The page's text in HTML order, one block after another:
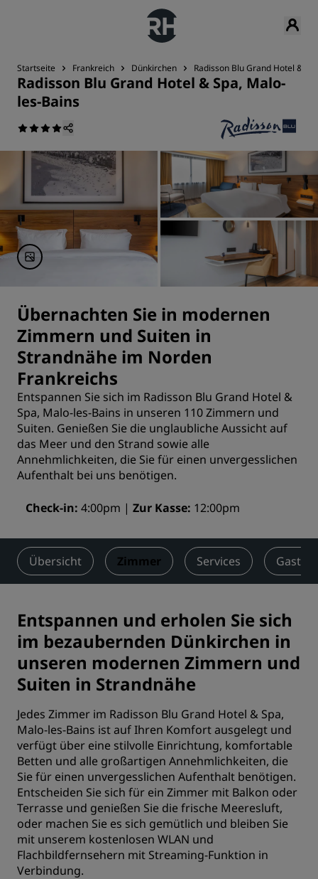
Startseite Frankreich Dünkirchen Radisson Blu Grand Hotel &
Radisson Blu Grand Hotel & Spa, Malo-
les-Bains
Übernachten Sie in modernen
Zimmern und Suiten in
Strandnähe im Norden
Frankreichs
Entspannen Sie sich im Radisson Blu Grand Hotel &
Spa, Malo-les-Bains in unseren 110 Zimmern und
Suiten. Genießen Sie die unglaubliche Aussicht auf
das Meer und den Strand sowie alle
Annehmlichkeiten, die Sie für einen unvergesslichen
Aufenthalt bei uns benötigen.
Check-in 4:00pm Zur Kasse 12:00pm
Übersicht Zimmer Services
Entspannen und erholen Sie sich
im bezaubernden Dünkirchen in
unseren modernen Zimmern und
Suiten in Strandnähe
Jedes Zimmer im Radisson Blu Grand Hotel & Spa,
Malo-les-Bains ist auf Ihren Komfort ausgelegt und
verfügt über eine stilvolle Einrichtung, komfortable
Betten und alle großartigen Annehmlichkeiten, die
Sie für einen unvergesslichen Aufenthalt benötigen.
Entscheiden Sie sich für ein Zimmer mit Balkon oder
Terrasse und genießen Sie die frische Meeresluft,
oder machen Sie es sich gemütlich und bleiben Sie
mit unserem kostenlosen WLAN und
Flachbildfernsehern mit Streaming-Funktion in
Verbindung.